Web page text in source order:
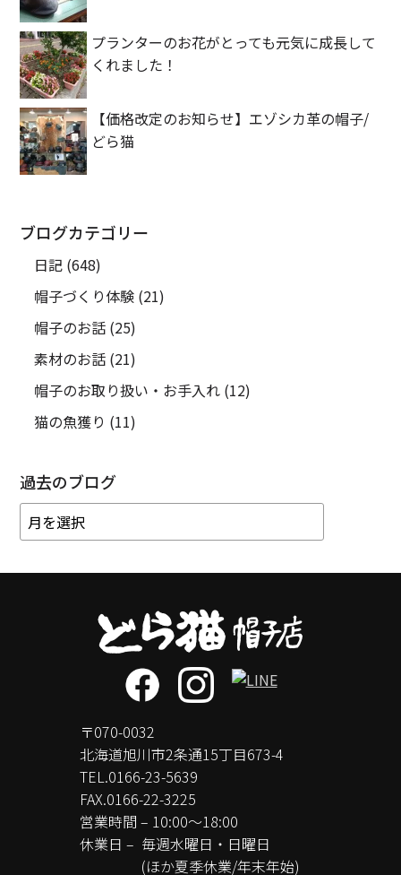
プランターのお花がとっても元気に成長して
くれました！
【価格改定のお知らせ】エゾシカ革の帽子/
どら猫
ブログカテゴリー
日記 (648)
帽子づくり体験 (21)
帽子のお話 (25)
素材のお話 (21)
帽子のお取り扱い・お手入れ (12)
猫の魚獲り (11)
過去のブログ
〒070-0032
北海道旭川市2条通15丁目673-4
TEL.0166-23-5639
FAX.0166-22-3225
営業時間 – 10:00～18:00
休業日 – 毎週水曜日・日曜日
(ほか夏季休業/年末年始)